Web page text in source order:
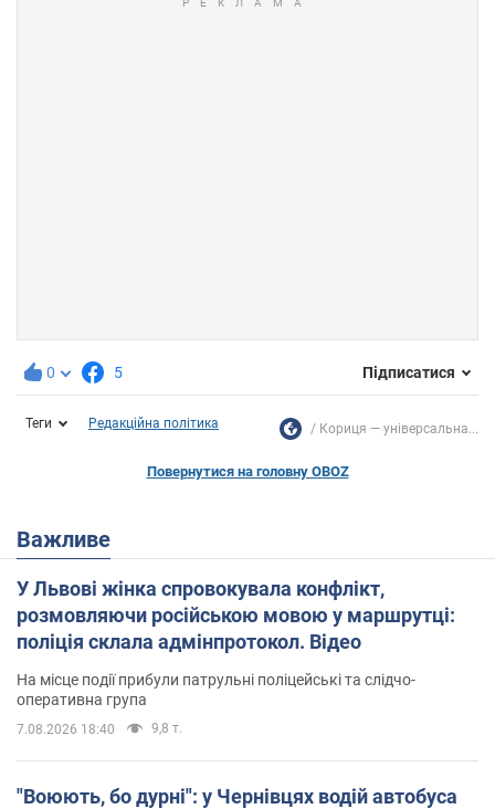
0 5 Підписатися
Теги Редакційна політика Кориця — універсальна...
Повернутися на головну OBOZ
Важливе
У Львові жінка спровокувала конфлікт,
розмовляючи російською мовою у маршрутці:
поліція склала адмінпротокол. Відео
На місце події прибули патрульні поліцейські та слідчо-
оперативна група
7.08.2026 18:40 9,8 т.
"Воюють, бо дурні": у Чернівцях водій автобуса